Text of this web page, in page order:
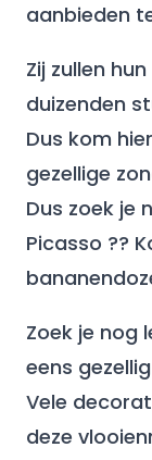
aanbieden
Zij zullen
duizenden
Dus kom
gezellige
Dus zoek je
Picasso ??
Zoek je nog
eens
Vele
deze